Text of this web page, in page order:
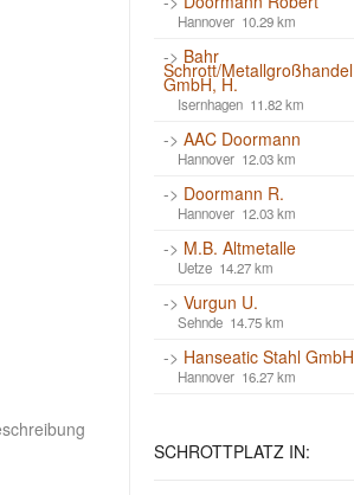
Hannover 10.29 km
-> Bahr
Schrott/Metallgroßhandel
GmbH, H.
Isernhagen 11.82 km
->AAC Doormann
Hannover 12.03 km
-> Doormann R.
Hannover 12.03 km
-> M.B. Altmetalle
Uetze 14.27 km
->Vurgun U.
Sehnde 14.75 km
-> Hanseatic Stahl GmbH
Hannover 16.27 km
SCHROTTPLATZ IN: